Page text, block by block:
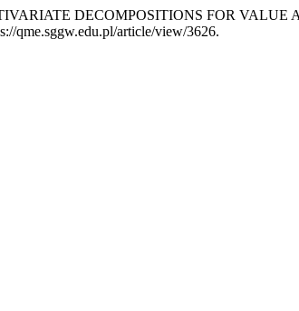
DECOMPOSITIONS FOR VALUE
qme.sggw.edu.pl/article/view/3626.